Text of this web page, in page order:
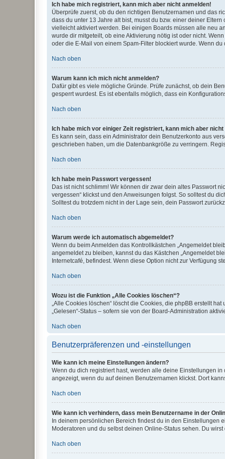
Ich habe mich registriert, kann mich aber nicht anmelden!
Überprüfe zuerst, ob du den richtigen Benutzernamen und das
dass du unter 13 Jahre alt bist, musst du bzw. einer deiner
vielleicht aktiviert werden. Bei einigen Boards müssen alle neu
wurde dir mitgeteilt, ob eine Aktivierung nötig ist oder nicht.
oder die E-Mail von einem Spam-Filter blockiert wurde. Wenn
Nach oben
Warum kann ich mich nicht anmelden?
Dafür gibt es viele mögliche Gründe. Prüfe zunächst, ob dein
gesperrt wurdest. Es ist ebenfalls möglich, dass ein
Nach oben
Ich habe mich vor einiger Zeit registriert, kann mich aber
Es kann sein, dass ein Administrator dein Benutzerkonto aus
geschrieben haben, um die Datenbankgröße zu verringern.
Nach oben
Ich habe mein Passwort vergessen!
Das ist nicht schlimm! Wir können dir zwar dein altes Passwort
vergessen“ klickst und den Anweisungen folgst. So solltest du
Solltest du trotzdem nicht in der Lage sein, dein Passwort
Nach oben
Warum werde ich automatisch abgemeldet?
Wenn du beim Anmelden das Kontrollkästchen „Angemeldet
angemeldet zu bleiben, kannst du das Kästchen „Angemeldet
Internetcafé, befindest. Wenn diese Option nicht zur Verfügung
Nach oben
Wozu ist die Funktion „Alle Cookies löschen“?
„Alle Cookies löschen“ löscht die Cookies, die phpBB erstellt
„Gelesen“-Status – sofern sie von der Board-Administration
Nach oben
Benutzerpräferenzen und -einstellungen
Wie kann ich meine Einstellungen ändern?
Wenn du dich registriert hast, werden alle deine Einstellungen
angezeigt, wenn du auf deinen Benutzernamen klickst. Dort
Nach oben
Wie kann ich verhindern, dass mein Benutzername in der
In deinem persönlichen Bereich findest du in den Einstellungen
Moderatoren und du selbst deinen Online-Status sehen. Du
Nach oben